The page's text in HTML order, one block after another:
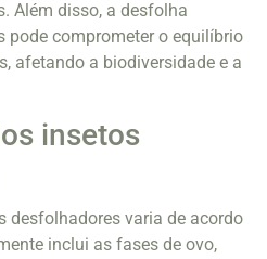
Além disso, a desfolha
pode comprometer o equilíbrio
afetando a biodiversidade e a
insetos
desfolhadores varia de acordo
inclui as fases de ovo,